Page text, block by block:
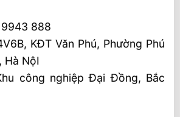
888
KĐT Văn Phú, Phường Phú
Hà NộI
công nghiệp Đại Đồng, Bắc